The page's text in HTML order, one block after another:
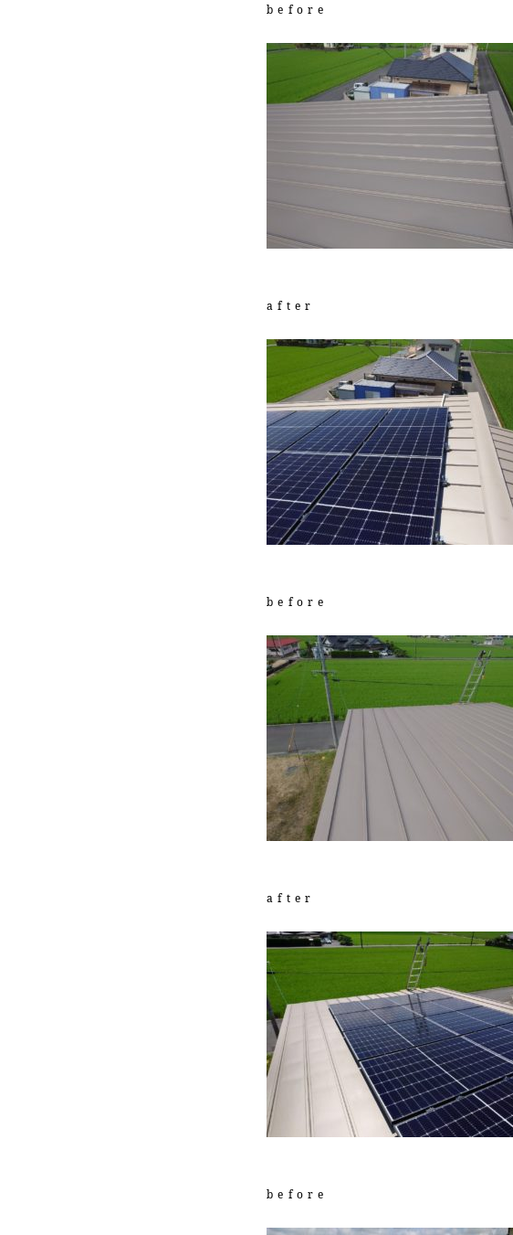
before
after
before
after
before